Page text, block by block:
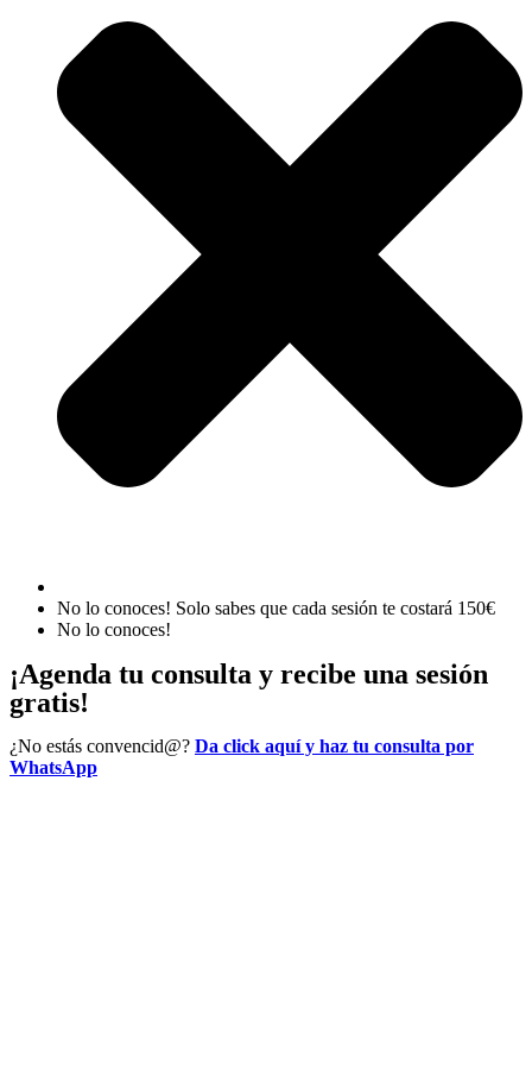
No lo conoces! Solo sabes que cada sesión te costará 150€
No lo conoces!
¡Agenda tu consulta y recibe una sesión
gratis!
¿No estás convencid@? Da click aquí y haz tu consulta por
WhatsApp